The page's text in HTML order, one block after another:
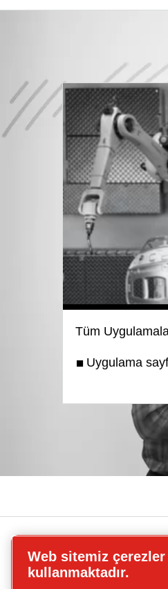
Tüm
Uygulama
CP
kompresörler
Web sitemiz çerezler
kullanmaktadır.